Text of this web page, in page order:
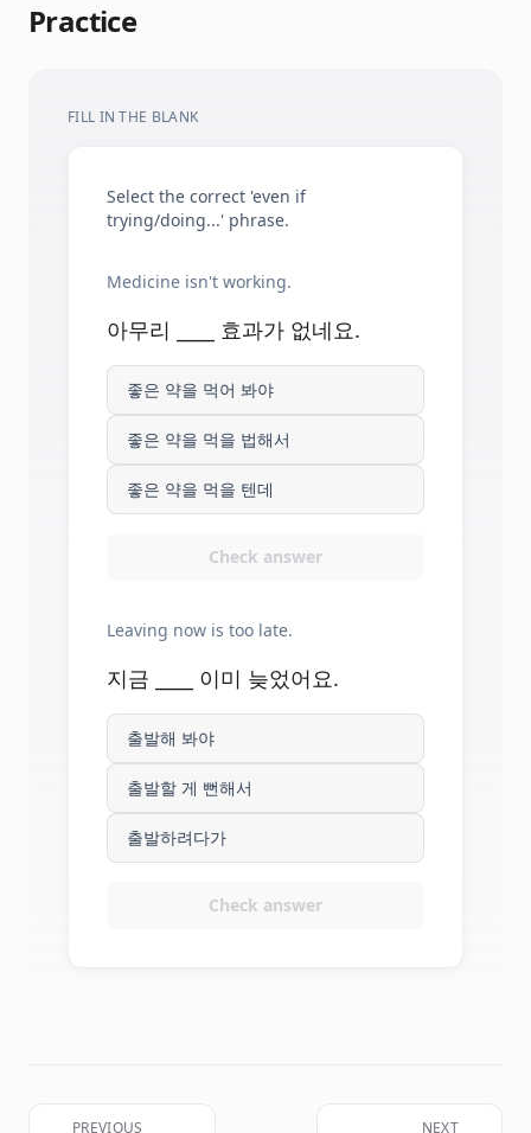
Practice
FILL IN THE BLANK
Select the correct 'even if
trying/doing...' phrase.
Medicine isn't working.
아무리 ____ 효과가 없네요.
좋은 약을 먹어 봐야
좋은 약을 먹을 법해서
좋은 약을 먹을 텐데
Check answer
Leaving now is too late.
지금 ____ 이미 늦었어요.
출발해 봐야
출발할 게 뻔해서
출발하려다가
Check answer
PREVIOUS NEXT